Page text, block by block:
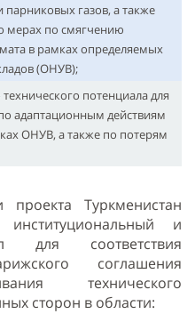
парниковых газов, а также
мерах по смягчению
в рамках определяемых
(ОНУВ);
потенциала для
адаптационным действиям
ОНУВ, а также по потерям
проекта Туркменистан
и
для соответствия
соглашения
технического
сторон в области: